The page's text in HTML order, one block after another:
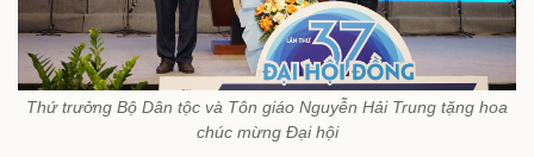
Thứ trưởng Bộ Dân tộc và Tôn giáo Nguyễn Hải Trung tặng hoa
chúc mừng Đại hội